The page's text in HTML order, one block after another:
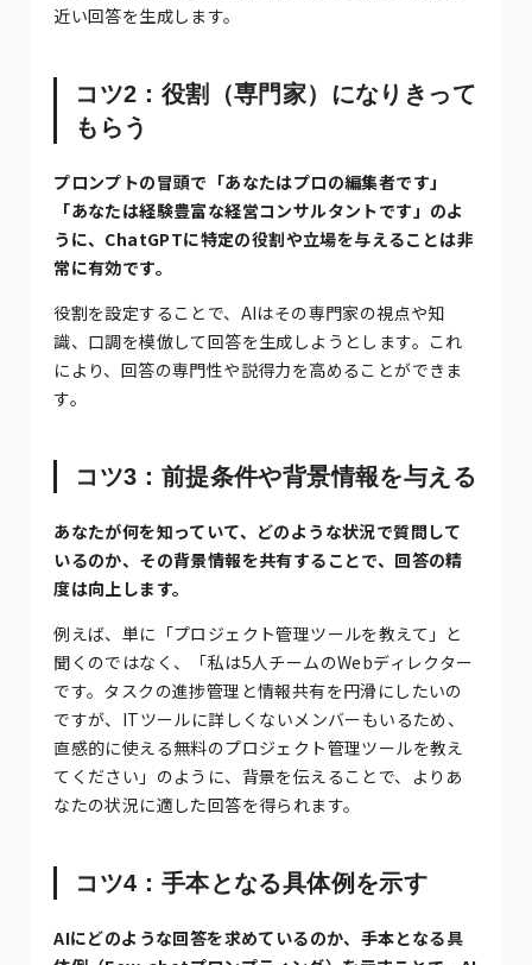
近い回答を生成します。
コツ2：役割（専門家）になりきって
もらう
プロンプトの冒頭で「あなたはプロの編集者です」
「あなたは経験豊富な経営コンサルタントです」のよ
うに、ChatGPTに特定の役割や立場を与えることは非
常に有効です。
役割を設定することで、AIはその専門家の視点や知
識、口調を模倣して回答を生成しようとします。これ
により、回答の専門性や説得力を高めることができま
す。
コツ3：前提条件や背景情報を与える
あなたが何を知っていて、どのような状況で質問して
いるのか、その背景情報を共有することで、回答の精
度は向上します。
例えば、単に「プロジェクト管理ツールを教えて」と
聞くのではなく、「私は5人チームのWebディレクター
です。タスクの進捗管理と情報共有を円滑にしたいの
ですが、ITツールに詳しくないメンバーもいるため、
直感的に使える無料のプロジェクト管理ツールを教え
てください」のように、背景を伝えることで、よりあ
なたの状況に適した回答を得られます。
コツ4：手本となる具体例を示す
AIにどのような回答を求めているのか、手本となる具